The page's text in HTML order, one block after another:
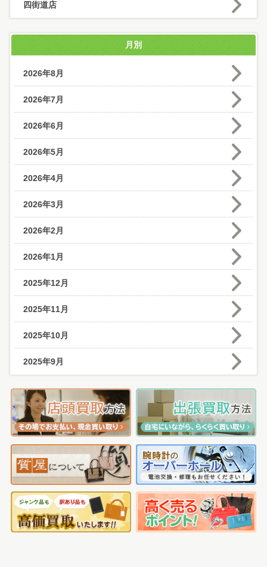
四街道店
月別
2026年8月
2026年7月
2026年6月
2026年5月
2026年4月
2026年3月
2026年2月
2026年1月
2025年12月
2025年11月
2025年10月
2025年9月